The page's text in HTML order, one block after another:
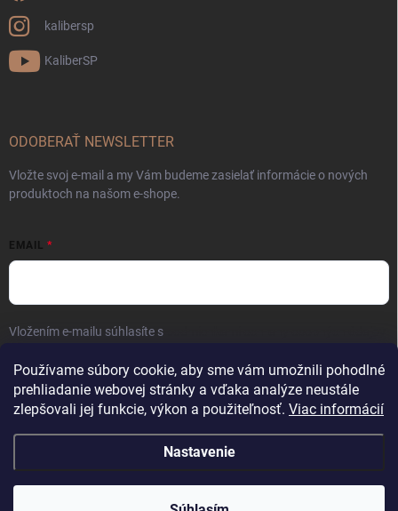
Používame súbory cookie, aby sme vám umožnili pohodlné
prehliadanie webovej stránky a vďaka analýze neustále
zlepšovali jej funkcie, výkon a použiteľnosť. Viac informácií
Nastavenie
kalibersp
KaliberSP
ODOBERAŤ NEWSLETTER
Vložte svoj e-mail a my Vám budeme zasielať informácie o nových
produktoch na našom e-shope.
EMAIL
Vložením e-mailu súhlasíte s
Prihlásiť sa
Kaliber SP s.r.o. . Všetky práva vyhradené.